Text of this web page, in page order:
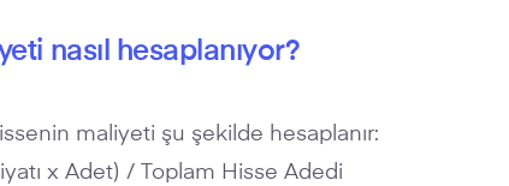
nasıl hesaplanıyor?
maliyeti şu şekilde hesaplanır:
x Adet) / Toplam Hisse Adedi